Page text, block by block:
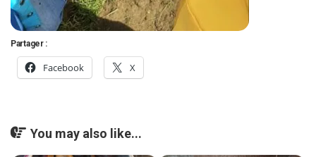
Partager :
Facebook X
You may also like...